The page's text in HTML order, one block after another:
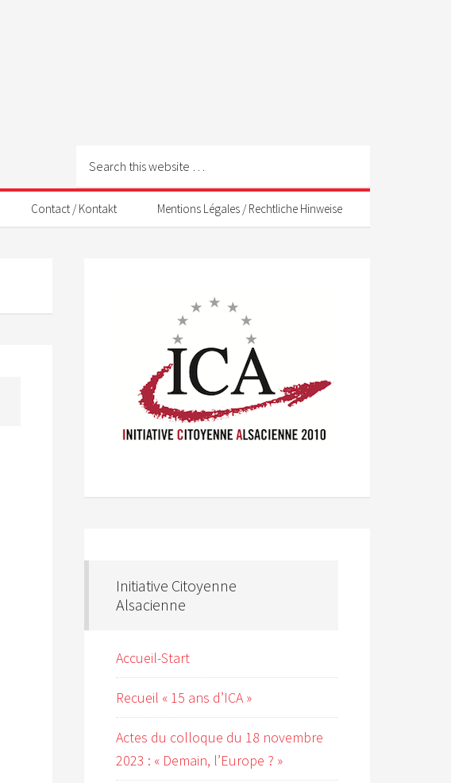
Contact / Kontakt Mentions Légales / Rechtliche Hinweise
Initiative Citoyenne
Alsacienne
Accueil-Start
Recueil « 15 ans d’ICA »
Actes du colloque du 18 novembre
2023 : « Demain, l’Europe ? »